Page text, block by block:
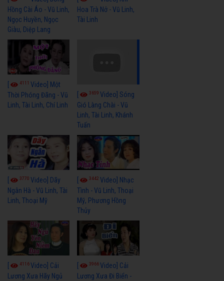
Hồng Cài Áo - Vũ Linh,
Ngọc Huyền, Ngọc
Giàu, Diệp Lang
Hoa Trà Nở - Vũ Linh,
Tài Linh
4111 Video] Một
Thời Phóng Đãng - Vũ
Linh, Tài Linh, Chí Linh
3659Video] Sóng
Gió Làng Chài - Vũ
Linh, Tài Linh, Khánh
Tuấn
3770 Video] Dãy
Ngân Hà - Vũ Linh, Tài
Linh, Thoại Mỹ
3442Video] Nhạc
Tình - Vũ Linh, Thoại
Mỹ, Phương Hồng
Thủy
4116Video] Cải
Lương Xưa Hãy Ngủ
3966Video] Cải
Lương Xưa Đi Biển -